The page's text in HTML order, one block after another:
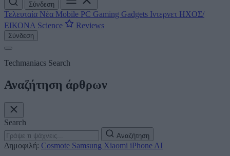
Σύνδεση
Τελευταία Νέα Mobile PC Gaming Gadgets Ιντερνετ ΗΧΟΣ/
ΕΙΚΟΝΑ Science Reviews
Σύνδεση
Techmaniacs Search
Αναζήτηση άρθρων
Search
Αναζήτηση
Δημοφιλή: Cosmote Samsung Xiaomi iPhone AI